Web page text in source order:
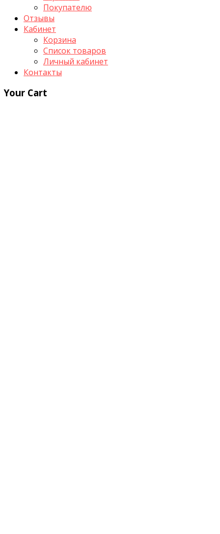
Покупателю
Отзывы
Кабинет
Корзина
Список товаров
Личный кабинет
Контакты
Your Cart